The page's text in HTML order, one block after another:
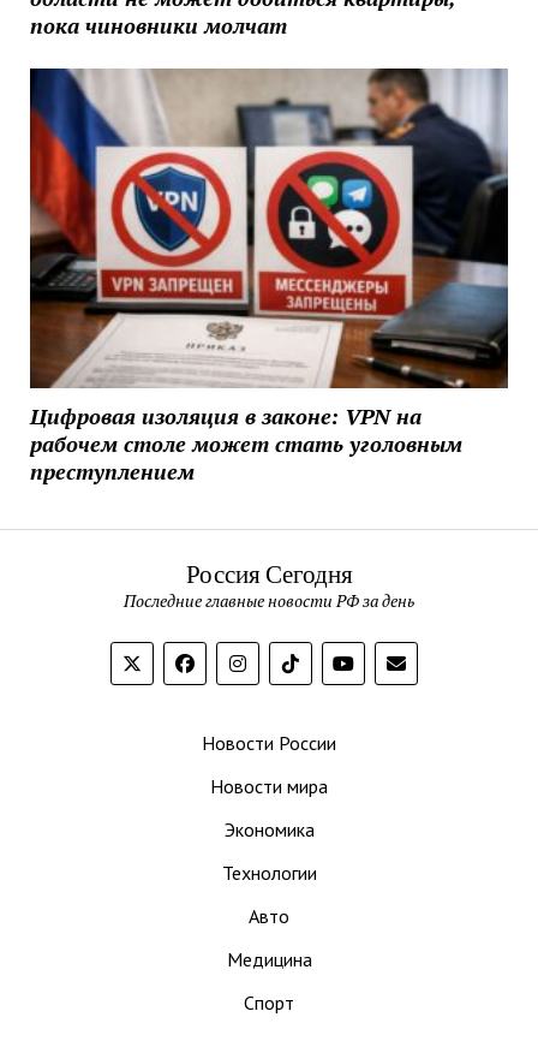
пока чиновники молчат
Цифровая изоляция в законе: VPN на
рабочем столе может стать уголовным
преступлением
Россия Сегодня
Последние главные новости РФ за день
Новости России
Новости мира
Экономика
Технологии
Авто
Медицина
Спорт